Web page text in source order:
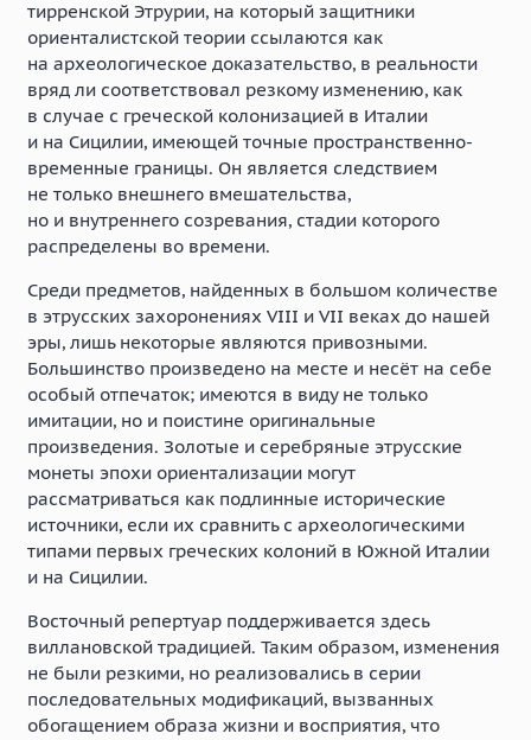
тирренской Этрурии, на который защитники
ориенталистской теории ссылаются как
на археологическое доказательство, в реальности
вряд ли соответствовал резкому изменению, как
в случае с греческой колонизацией в Италии
и на Сицилии, имеющей точные пространственно-
временные границы. Он является следствием
не только внешнего вмешательства,
но и внутреннего созревания, стадии которого
распределены во времени.
Среди предметов, найденных в большом количестве
в этрусских захоронениях VIII и VII веках до нашей
эры, лишь некоторые являются привозными.
Большинство произведено на месте и несёт на себе
особый отпечаток; имеются в виду не только
имитации, но и поистине оригинальные
произведения. Золотые и серебряные этрусские
монеты эпохи ориентализации могут
рассматриваться как подлинные исторические
источники, если их сравнить с археологическими
типами первых греческих колоний в Южной Италии
и на Сицилии.
Восточный репертуар поддерживается здесь
виллановской традицией. Таким образом, изменения
не были резкими, но реализовались в серии
последовательных модификаций, вызванных
обогащением образа жизни и восприятия, что